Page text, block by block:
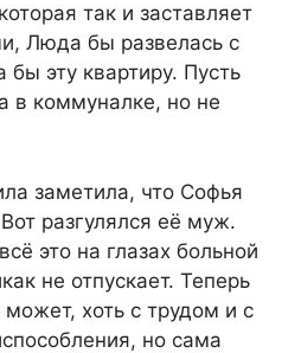
так и заставляет
Люда бы развелась с
эту квартиру. Пусть
в коммуналке, но не
заметила, что Софья
разгулялся её муж.
это на глазах больной
не отпускает. Теперь
хоть с трудом и с
но сама